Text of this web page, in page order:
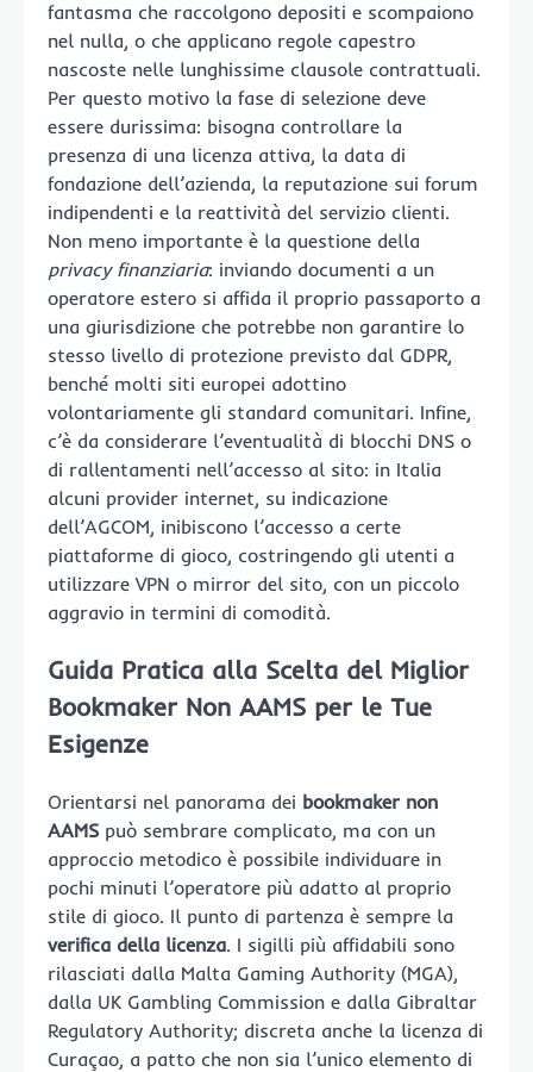
fantasma che raccolgono depositi e scompaiono
nel nulla, o che applicano regole capestro
nascoste nelle lunghissime clausole contrattuali.
Per questo motivo la fase di selezione deve
essere durissima: bisogna controllare la
presenza di una licenza attiva, la data di
fondazione dell’azienda, la reputazione sui forum
indipendenti e la reattività del servizio clienti.
Non meno importante è la questione della
privacy finanziaria: inviando documenti a un
operatore estero si affida il proprio passaporto a
una giurisdizione che potrebbe non garantire lo
stesso livello di protezione previsto dal GDPR,
benché molti siti europei adottino
volontariamente gli standard comunitari. Infine,
c’è da considerare l’eventualità di blocchi DNS o
di rallentamenti nell’accesso al sito: in Italia
alcuni provider internet, su indicazione
dell’AGCOM, inibiscono l’accesso a certe
piattaforme di gioco, costringendo gli utenti a
utilizzare VPN o mirror del sito, con un piccolo
aggravio in termini di comodità.
Guida Pratica alla Scelta del Miglior
Bookmaker Non AAMS per le Tue
Esigenze
Orientarsi nel panorama dei bookmaker non
AAMS può sembrare complicato, ma con un
approccio metodico è possibile individuare in
pochi minuti l’operatore più adatto al proprio
stile di gioco. Il punto di partenza è sempre la
verifica della licenza. I sigilli più affidabili sono
rilasciati dalla Malta Gaming Authority (MGA),
dalla UK Gambling Commission e dalla Gibraltar
Regulatory Authority; discreta anche la licenza di
Curaçao, a patto che non sia l’unico elemento di